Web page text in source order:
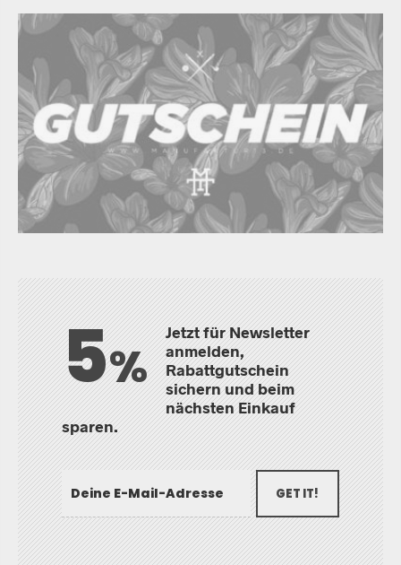
5%
Jetzt für Newsletter
anmelden,
Rabattgutschein
sichern und beim
nächsten Einkauf
sparen.
GET IT!